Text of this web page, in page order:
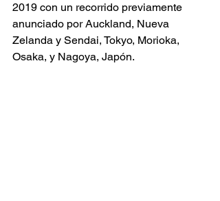
2019 con un recorrido previamente
anunciado por Auckland, Nueva
Zelanda y Sendai, Tokyo, Morioka,
Osaka, y Nagoya, Japón.